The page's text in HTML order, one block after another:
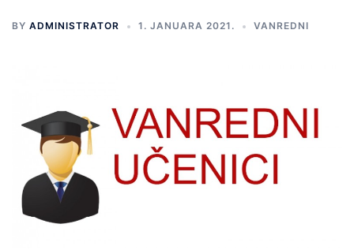
BY ADMINISTRATOR 1. JANUARA 2021. VANREDNI